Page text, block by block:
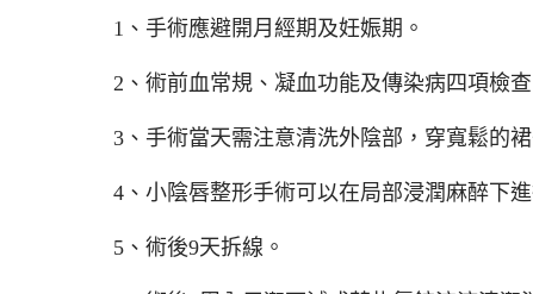
1、手術應避開月經期及妊娠期。
2、術前血常規、凝血功能及傳染病四項檢查
3、手術當天需注意清洗外陰部，穿寬鬆的裙
4、小陰唇整形手術可以在局部浸潤麻醉下
5、術後9天拆線。